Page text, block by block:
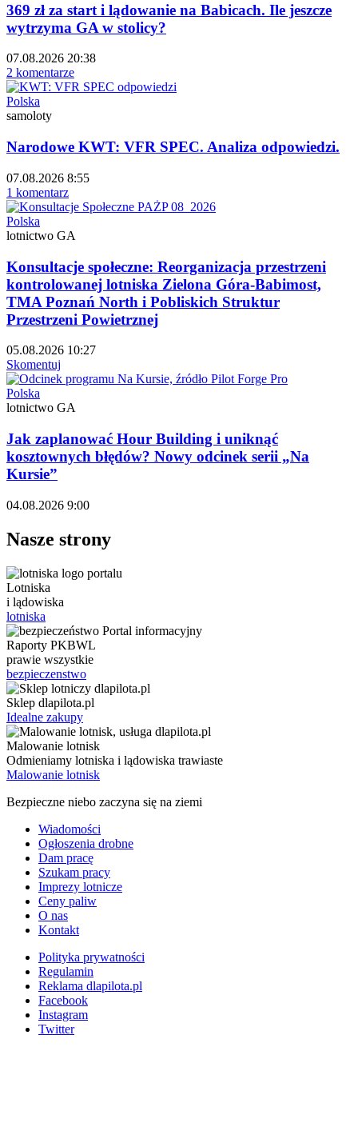
369 zł za start i lądowanie na Babicach. Ile jeszcze
wytrzyma GA w stolicy?
07.08.2026 20:38
2 komentarze
Polska
samoloty
Narodowe KWT: VFR SPEC. Analiza odpowiedzi.
07.08.2026 8:55
1 komentarz
Polska
lotnictwo GA
Konsultacje społeczne: Reorganizacja przestrzeni
kontrolowanej lotniska Zielona Góra-Babimost,
TMA Poznań North i Pobliskich Struktur
Przestrzeni Powietrznej
05.08.2026 10:27
Skomentuj
Polska
lotnictwo GA
Jak zaplanować Hour Building i uniknąć
kosztownych błędów? Nowy odcinek serii „Na
Kursie”
04.08.2026 9:00
Nasze strony
Lotniska
i lądowiska
lotniska
Raporty PKBWL
prawie wszystkie
bezpieczenstwo
Sklep dlapilota.pl
Idealne zakupy
Malowanie lotnisk
Odmieniamy lotniska i lądowiska trawiaste
Malowanie lotnisk
Bezpieczne niebo zaczyna się na ziemi
Wiadomości
Ogłoszenia drobne
Dam pracę
Szukam pracy
Imprezy lotnicze
Ceny paliw
O nas
Kontakt
Polityka prywatności
Regulamin
Reklama dlapilota.pl
Facebook
Instagram
Twitter